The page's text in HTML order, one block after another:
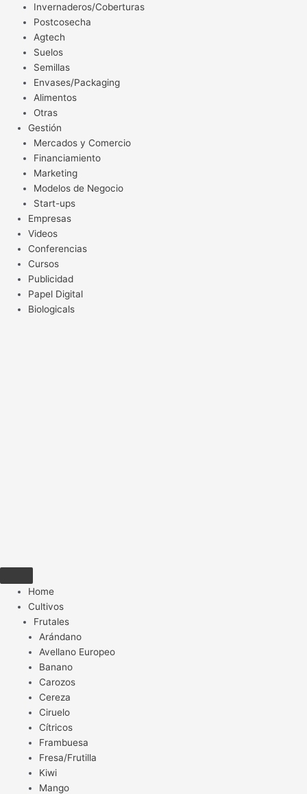
Invernaderos/Coberturas
Postcosecha
Agtech
Suelos
Semillas
Envases/Packaging
Alimentos
Otras
Gestión
Mercados y Comercio
Financiamiento
Marketing
Modelos de Negocio
Start-ups
Empresas
Videos
Conferencias
Cursos
Publicidad
Papel Digital
Biologicals
Home
Cultivos
Frutales
Arándano
Avellano Europeo
Banano
Carozos
Cereza
Ciruelo
Cítricos
Frambuesa
Fresa/Frutilla
Kiwi
Mango